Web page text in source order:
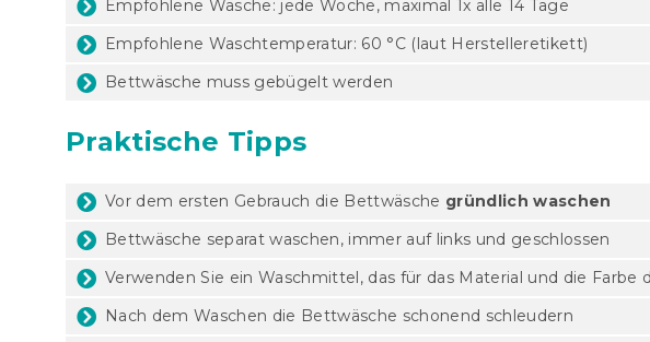
Empfohlene Wäsche: jede Woche, maximal 1x alle 14 Tage
Empfohlene Waschtemperatur: 60 °C (laut Herstelleretikett)
Bettwäsche muss gebügelt werden
Praktische Tipps
Vor dem ersten Gebrauch die Bettwäsche gründlich waschen
Bettwäsche separat waschen, immer auf links und geschlossen
Verwenden Sie ein Waschmittel, das für das Material und die
Nach dem Waschen die Bettwäsche schonend schleudern